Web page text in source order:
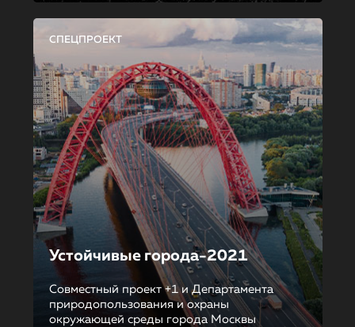
СПЕЦПРОЕКТ
Устойчивые города-2021
Совместный проект +1 и Департамента
природопользования и охраны
окружающей среды города Москвы